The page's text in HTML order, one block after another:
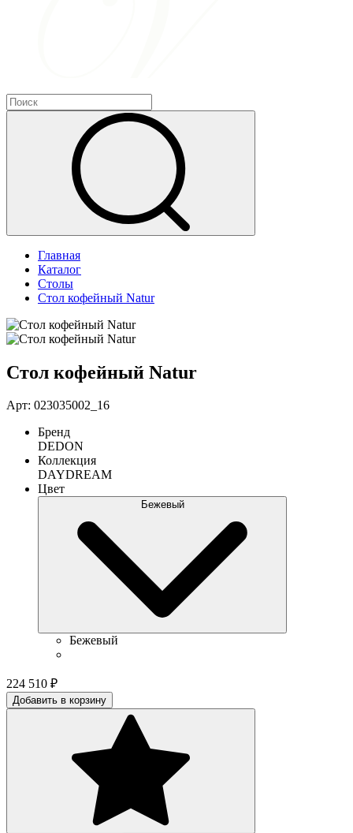
Главная
Каталог
Столы
Стол кофейный Natur
Стол кофейный Natur
Арт: 023035002_16
Бренд
DEDON
Коллекция
DAYDREAM
Цвет
Бежевый
Бежевый
224 510 ₽
Добавить в корзину